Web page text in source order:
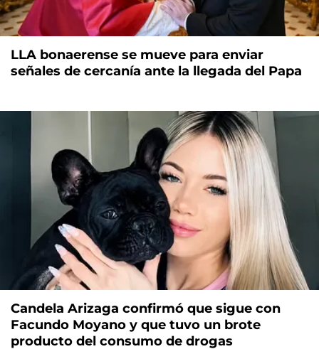
LLA bonaerense se mueve para enviar
señales de cercanía ante la llegada del Papa
Candela Arizaga confirmó que sigue con
Facundo Moyano y que tuvo un brote
producto del consumo de drogas